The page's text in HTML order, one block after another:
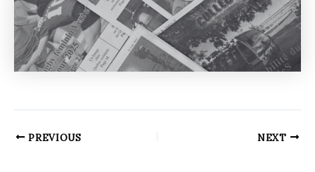
PREVIOUS NEXT